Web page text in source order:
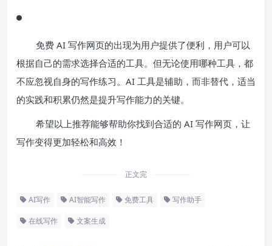
免费 AI 写作网页的出现为用户提供了便利，用户可以
根据自己的需求选择合适的工具。但无论使用哪种工具，都
不应忽视自身的写作练习。AI 工具是辅助，而非替代，适当
的实践和积累仍然是提升写作能力的关键。
希望以上推荐能够帮助你找到合适的 AI 写作网页，让
写作变得更加轻松和高效！
正文完
AI写作 AI智能写作 免费工具 写作助手
在线写作 文案生成